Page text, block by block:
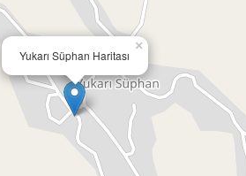
Yukarı Süphan Haritası
×